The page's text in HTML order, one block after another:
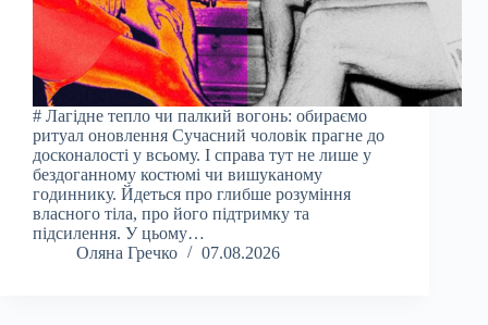
# Лагідне тепло чи палкий вогонь: обираємо
ритуал оновлення Сучасний чоловік прагне до
досконалості у всьому. І справа тут не лише у
бездоганному костюмі чи вишуканому
годиннику. Йдеться про глибше розуміння
власного тіла, про його підтримку та
підсилення. У цьому…
Оляна Гречко
07.08.2026